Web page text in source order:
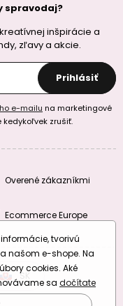
spravodaj?
inšpirácie a
zľavy a akcie.
Prihlásiť
e-mailu na marketingové
kedykoľvek zrušiť.
Overené zákazníkmi
Ecommerce Europe
CZSK
tvorivú
našom e-shope. Na
cookies. Aké
sa dočítate